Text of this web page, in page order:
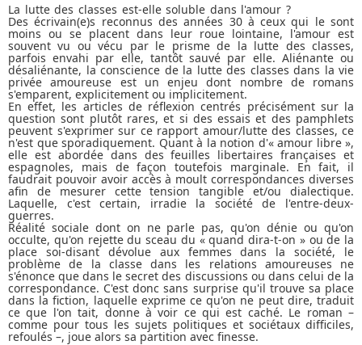
La lutte des classes est-elle soluble dans l'amour ?
Des écrivain(e)s reconnus des années 30 à ceux qui le sont
moins ou se placent dans leur roue lointaine, l'amour est
souvent vu ou vécu par le prisme de la lutte des classes,
parfois envahi par elle, tantôt sauvé par elle. Aliénante ou
désaliénante, la conscience de la lutte des classes dans la vie
privée amoureuse est un enjeu dont nombre de romans
s'emparent, explicitement ou implicitement.
En effet, les articles de réflexion centrés précisément sur la
question sont plutôt rares, et si des essais et des pamphlets
peuvent s'exprimer sur ce rapport amour/lutte des classes, ce
n'est que sporadiquement. Quant à la notion d'« amour libre »,
elle est abordée dans des feuilles libertaires françaises et
espagnoles, mais de façon toutefois marginale. En fait, il
faudrait pouvoir avoir accès à moult correspondances diverses
afin de mesurer cette tension tangible et/ou dialectique.
Laquelle, c'est certain, irradie la société de l'entre-deux-
guerres.
Réalité sociale dont on ne parle pas, qu'on dénie ou qu'on
occulte, qu'on rejette du sceau du « quand dira-t-on » ou de la
place soi-disant dévolue aux femmes dans la société, le
problème de la classe dans les relations amoureuses ne
s'énonce que dans le secret des discussions ou dans celui de la
correspondance. C'est donc sans surprise qu'il trouve sa place
dans la fiction, laquelle exprime ce qu'on ne peut dire, traduit
ce que l'on tait, donne à voir ce qui est caché. Le roman –
comme pour tous les sujets politiques et sociétaux difficiles,
refoulés –, joue alors sa partition avec finesse.